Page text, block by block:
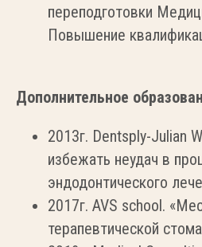
переподготовки
Повышение
Дополнительное
2013г. Dentsply-Julian
избежать неудач в
эндодонтического
2017г. AVS school.
терапевтической